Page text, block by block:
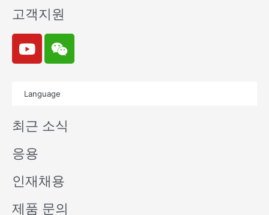
고객지원
Y
o
u
e
W
e
i
n
Language
최근 소식
응용
인재채용
제품 문의